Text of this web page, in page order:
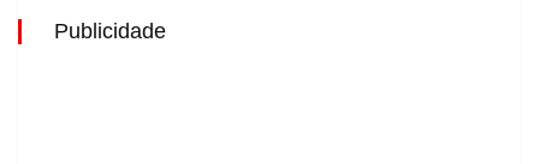
Publicidade